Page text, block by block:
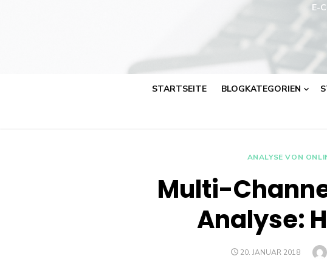
E-
STARTSEITE BLOGKATEGORIEN
ANALYSE VON
Multi-
Analyse:
POSTED
20. JANUAR 2018